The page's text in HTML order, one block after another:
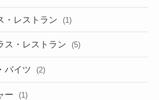
・レストラン (1)
ス・レストラン (5)
バイツ (2)
ー (1)